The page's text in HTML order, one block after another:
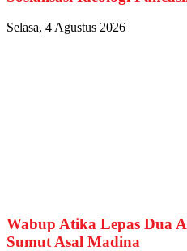
Selasa, 4 Agustus 2026
Wabup Atika Lepas Dua
Sumut Asal Madina